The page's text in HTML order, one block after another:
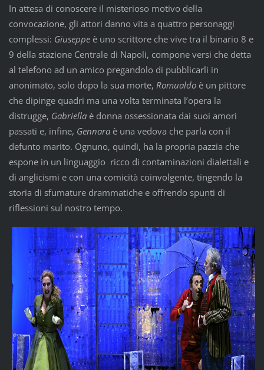
In attesa di conoscere il misterioso motivo della
convocazione, gli attori danno vita a quattro personaggi
complessi: Giuseppeè uno scrittore che vive tra il binario 8 e
9 della stazione Centrale di Napoli, compone versi che detta
al telefono ad un amico pregandolo di pubblicarli in
anonimato, solo dopo la sua morte, Romualdoè un pittore
che dipinge quadri ma una volta terminata l’opera la
distrugge, Gabriellaè donna ossessionata dai suoi amori
passati e, infine, Gennaraè una vedova che parla con il
defunto marito. Ognuno, quindi, ha la propria pazzia che
espone in un linguaggio ricco di contaminazioni dialettali e
di anglicismi e con una comicità coinvolgente, tingendo la
storia di sfumature drammatiche e offrendo spunti di
riflessioni sul nostro tempo.